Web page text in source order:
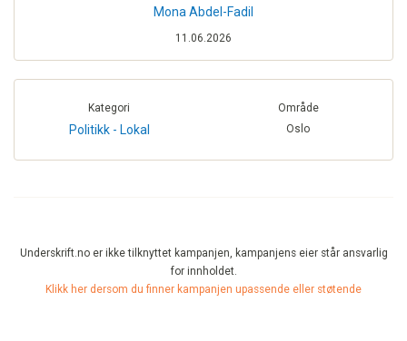
Mona Abdel-Fadil
11.06.2026
Kategori
Politikk - Lokal
Område
Oslo
Underskrift.no er ikke tilknyttet kampanjen, kampanjens eier står ansvarlig
for innholdet.
Klikk her dersom du finner kampanjen upassende eller støtende